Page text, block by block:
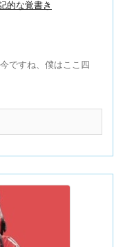
的な覚書き
ですね、僕はここ四